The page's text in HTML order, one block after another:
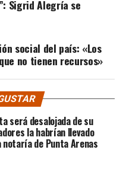
Sigrid Alegría se
social del país: «Los
no tienen recursos»
será desalojada de su
la habrían llevado
notaría de Punta Arenas